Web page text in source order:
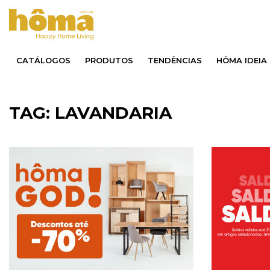
CATÁLOGOS PRODUTOS TENDÊNCIAS HÔMA IDEIA
TAG: LAVANDARIA